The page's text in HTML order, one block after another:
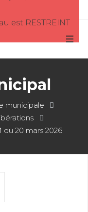
est RESTREINT
municipale
du 20 mars 2026